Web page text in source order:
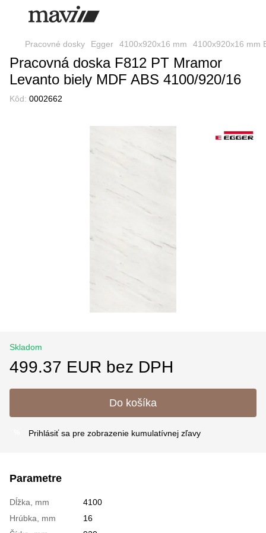
Pracovné dosky Egger 4100x920x16 mm 4100x920x16 mm
Pracovná doska F812 PT Mramor
Levanto biely MDF ABS 4100/920/16
Kôd: 0002662
Skladom
499.37 EUR bez DPH
Do košíka
Prihlásiť sa pre zobrazenie kumulatívnej zľavy
Parametre
Dĺžka, mm
4100
Hrúbka, mm
16